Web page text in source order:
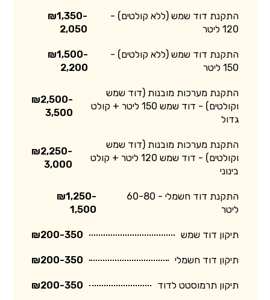
התקנת דוד שמש (ללא קולטים) -
120 ליטר
₪1,350-
2,050
התקנת דוד שמש (ללא קולטים) -
150 ליטר
₪1,500-
2,200
התקנת מערכות מובנות (דוד שמש
וקולטים) - דוד שמש 150 ליטר + קולט
גדול
₪2,500-
3,500
התקנת מערכות מובנות (דוד שמש
וקולטים) - דוד שמש 120 ליטר + קולט
בינוני
₪2,250-
3,000
התקנת דוד חשמלי - 60-80
ליטר
₪1,250-
1,500
תיקון דוד שמש ₪200-350
תיקון דוד חשמלי ₪200-350
תיקון תרמוסטט לדוד ₪200-350